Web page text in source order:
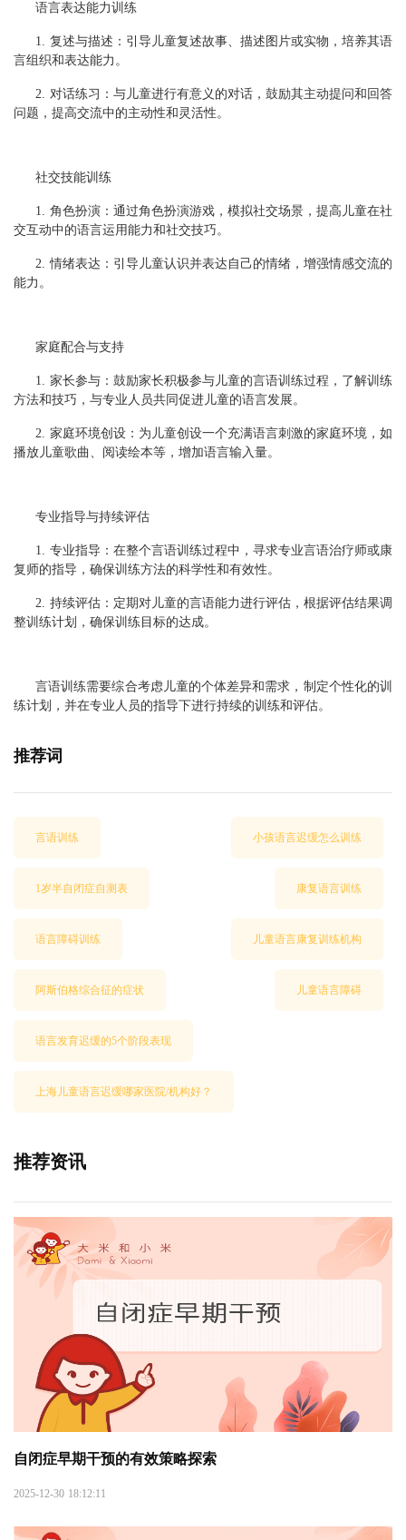
语言表达能力训练
1. 复述与描述：引导儿童复述故事、描述图片或实物，培养其语
言组织和表达能力。
2. 对话练习：与儿童进行有意义的对话，鼓励其主动提问和回答
问题，提高交流中的主动性和灵活性。
社交技能训练
1. 角色扮演：通过角色扮演游戏，模拟社交场景，提高儿童在社
交互动中的语言运用能力和社交技巧。
2. 情绪表达：引导儿童认识并表达自己的情绪，增强情感交流的
能力。
家庭配合与支持
1. 家长参与：鼓励家长积极参与儿童的言语训练过程，了解训练
方法和技巧，与专业人员共同促进儿童的语言发展。
2. 家庭环境创设：为儿童创设一个充满语言刺激的家庭环境，如
播放儿童歌曲、阅读绘本等，增加语言输入量。
专业指导与持续评估
1. 专业指导：在整个言语训练过程中，寻求专业言语治疗师或康
复师的指导，确保训练方法的科学性和有效性。
2. 持续评估：定期对儿童的言语能力进行评估，根据评估结果调
整训练计划，确保训练目标的达成。
言语训练需要综合考虑儿童的个体差异和需求，制定个性化的训
练计划，并在专业人员的指导下进行持续的训练和评估。
推荐词
言语训练 小孩语言迟缓怎么训练
1岁半自闭症自测表 康复语言训练
语言障碍训练 儿童语言康复训练机构
阿斯伯格综合征的症状 儿童语言障碍
语言发育迟缓的5个阶段表现
上海儿童语言迟缓哪家医院/机构好？
推荐资讯
自闭症早期干预的有效策略探索
2025-12-30 18:12:11